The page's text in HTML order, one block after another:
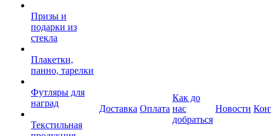
Призы и
подарки из
стекла
Плакетки,
панно, тарелки
Футляры для
наград
Текстильная
Доставка Оплата
Как до
нас
добраться
Новости